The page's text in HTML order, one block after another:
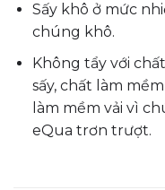
Sấy khô ở mức
chúng khô.
Không tẩy với
sấy, chất làm
làm mềm vải vì
eQua trơn trượt.